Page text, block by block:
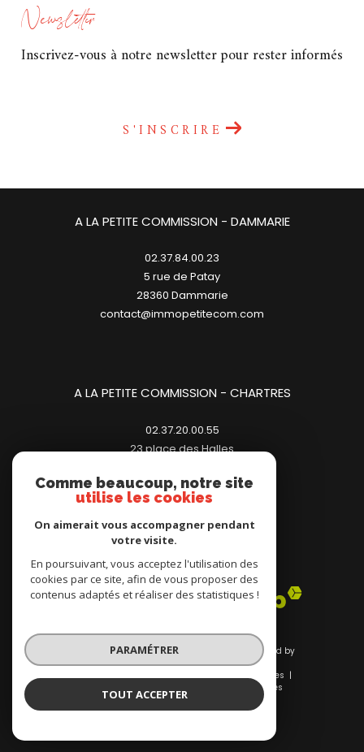
Newsletter
Inscrivez-vous à notre newsletter pour rester informés
S'INSCRIRE
A LA PETITE COMMISSION - CHARTRES
02.37.20.00.55
23 place des Halles
contact@immopetitecom.com
A LA PETITE COMMISSION - DAMMARIE
02.37.84.00.23
5 rue de Patay
28360
dammarie
contact@immopetitecom.com
Adhérents
© 2026 | Tous droits réservés | Traduction powered by
Google |
Mentions légales
Cookies
Comme beaucoup, notre site
utilise les cookies
On aimerait vous accompagner pendant
votre visite.
En poursuivant, vous acceptez l'utilisation des
cookies par ce site, afin de vous proposer des
contenus adaptés et réaliser des statistiques !
PARAMÉTRER
TOUT ACCEPTER